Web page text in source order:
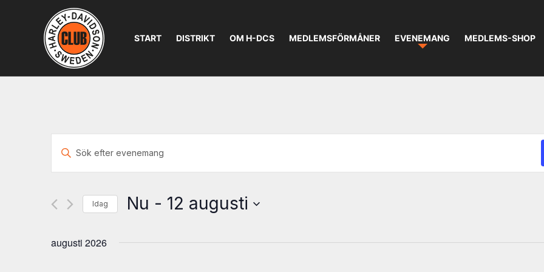
START DISTRIKT OM H-DCS MEDLEMSFÖRMÅNER EVENEMANG MEDLEMS-SHOP
Evenemang
Search
and
Views
Navigation
Ange
nyckelord.
Sök
EvenemangIdag Nu - 12 augusti
augusti 2026